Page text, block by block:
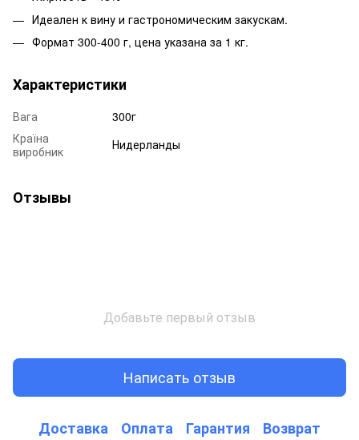
Идеален к вину и гастрономическим закускам.
Формат 300-400 г, цена указана за 1 кг.
Характеристики
Вага
300г
Країна
виробник
Нидерланды
Отзывы
Добавьте первый отзыв
Написать отзыв
Доставка Оплата Гарантия Возврат